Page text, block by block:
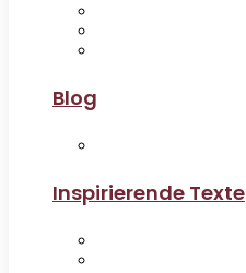
Blog
Inspirierende Texte